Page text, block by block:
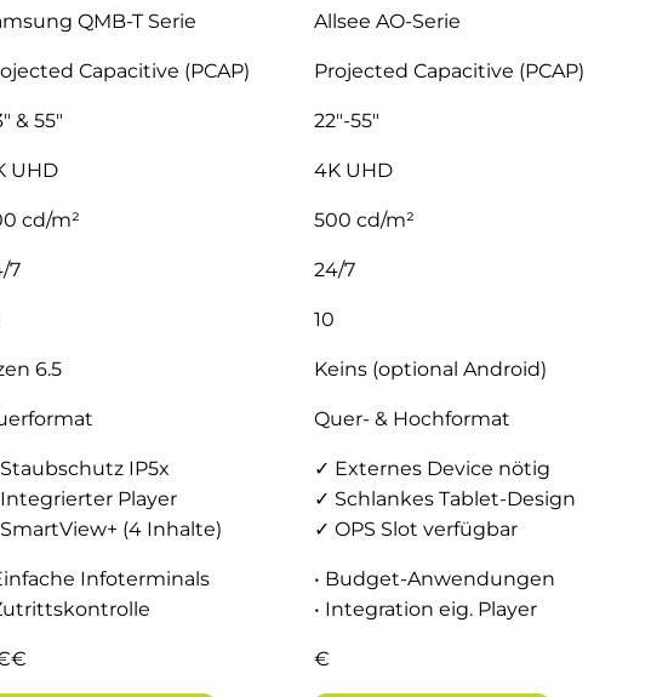
QMB-T Serie Allsee AO-Serie
Capacitive (PCAP) Projected Capacitive (PCAP)
& 55″ 22″-55″
UHD 4K UHD
cd/m² 500 cd/m²
7 24/7
10
6.5 Keins (optional Android)
Quer- & Hochformat
IP5x
Player
(4 Inhalte)
✓ Externes Device nötig
✓ Schlankes Tablet-Design
✓ OPS Slot verfügbar
Infoterminals
• Budget-Anwendungen
• Integration eig. Player
€